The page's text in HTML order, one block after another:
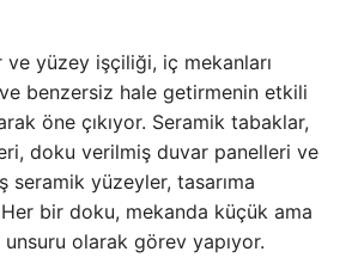
ve yüzey işçiliği, iç mekanları
benzersiz hale getirmenin etkili
öne çıkıyor. Seramik tabaklar,
doku verilmiş duvar panelleri ve
seramik yüzeyler, tasarıma
bir doku, mekanda küçük ama
olarak görev yapıyor.